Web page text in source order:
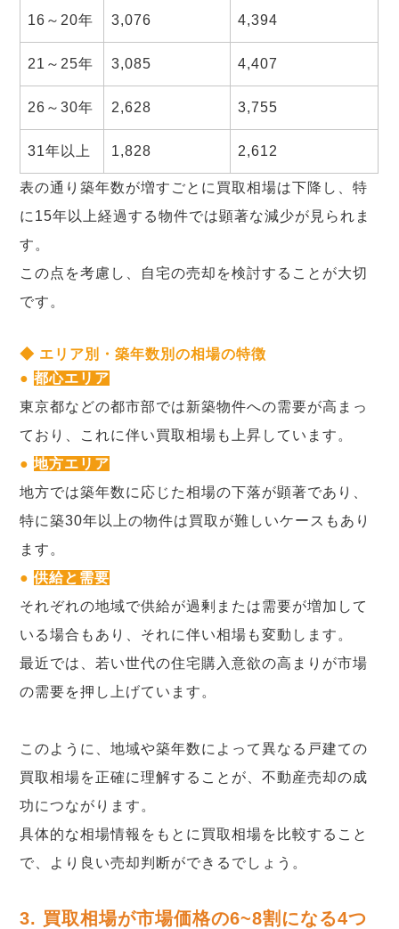
16～20年 3,076 4,394
21～25年 3,085 4,407
26～30年 2,628 3,755
31年以上 1,828 2,612
表の通り築年数が増すごとに買取相場は下降し、特
に15年以上経過する物件では顕著な減少が見られま
す。
この点を考慮し、自宅の売却を検討することが大切
です。
◆ エリア別・築年数別の相場の特徴
● 都心エリア
東京都などの都市部では新築物件への需要が高まっ
ており、これに伴い買取相場も上昇しています。
● 地方エリア
地方では築年数に応じた相場の下落が顕著であり、
特に築30年以上の物件は買取が難しいケースもあり
ます。
●供給と需要
それぞれの地域で供給が過剰または需要が増加して
いる場合もあり、それに伴い相場も変動します。
最近では、若い世代の住宅購入意欲の高まりが市場
の需要を押し上げています。
このように、地域や築年数によって異なる戸建ての
買取相場を正確に理解することが、不動産売却の成
功につながります。
具体的な相場情報をもとに買取相場を比較すること
で、より良い売却判断ができるでしょう。
3. 買取相場が市場価格の6~8割になる4つ